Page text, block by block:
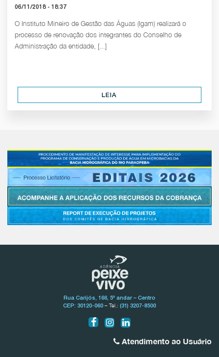
06/11/2018 - 18:37
O Instituto Mineiro de Gestão das Águas (Igam) realizará o
processo de renovação dos integrantes do Conselho de
Administração da entidade, [...]
LEIA
Rua Carijós, 166, 5º andar – Centro
CEP: 30120-060 – Tel.: (31) 3207-8500
Atendimento ao Usuário